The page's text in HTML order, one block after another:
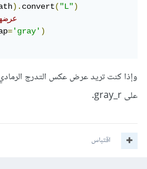
).convert("L")
#
='gray')
على gray_r.
اقتباس